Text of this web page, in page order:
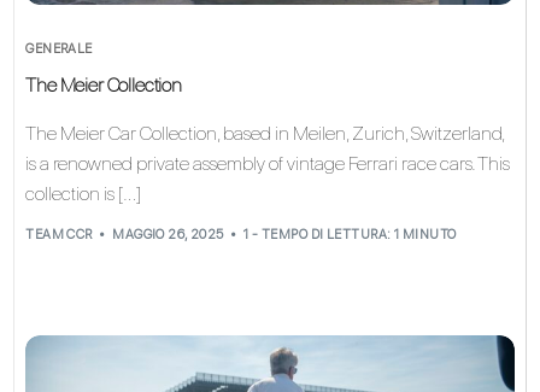
GENERALE
The Meier Collection
The Meier Car Collection, based in Meilen, Zurich, Switzerland,
is a renowned private assembly of vintage Ferrari race cars. This
collection is […]
TEAM CCR MAGGIO 26, 2025 1 - TEMPO DI LETTURA: 1 MINUTO